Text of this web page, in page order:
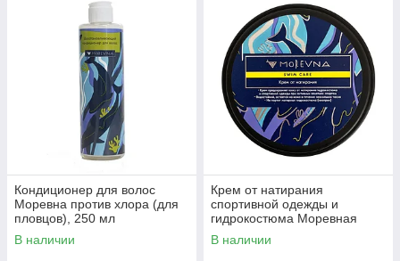
Кондиционер для волос
Моревна против хлора (для
пловцов), 250 мл
В наличии
Крем от натирания
спортивной одежды и
гидрокостюма Моревная
SwimCare 50 мл
В наличии